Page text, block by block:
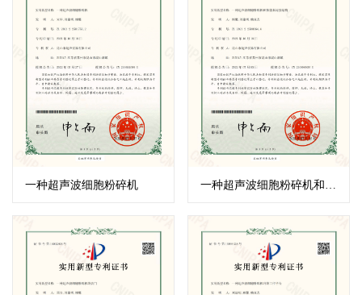
一种超声波细胞粉碎机 一种超声波细胞粉碎机和换能器连接结构